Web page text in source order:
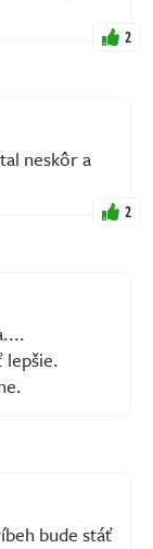
2
neskôr a
2
lepšie.
bude stáť